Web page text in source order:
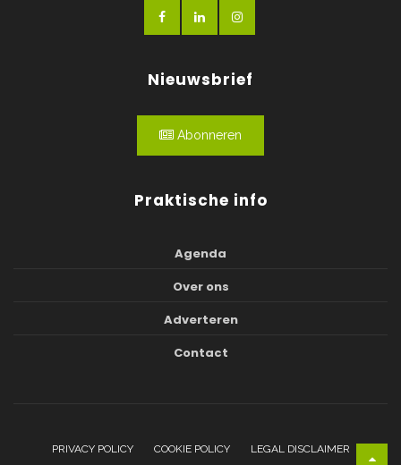
Nieuwsbrief
Abonneren
Praktische info
Agenda
Over ons
Adverteren
Contact
PRIVACY POLICY COOKIE POLICY LEGAL DISCLAIMER